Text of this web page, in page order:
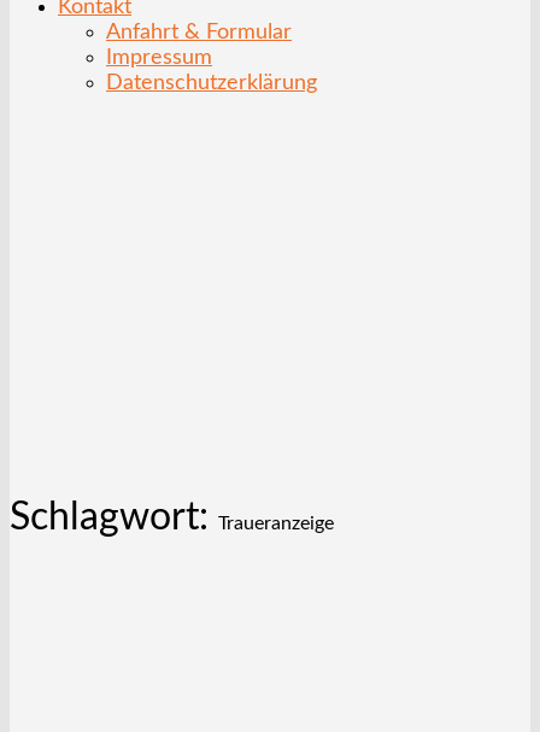
Kontakt
Anfahrt & Formular
Impressum
Datenschutzerklärung
Schlagwort: Traueranzeige